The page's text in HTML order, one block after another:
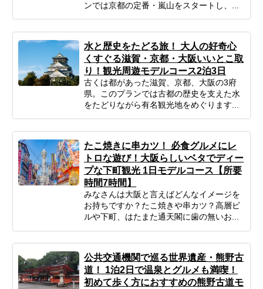
ンでは京都の定番・嵐山をスタートし、...
水と歴史をたどる旅！ 大人の好奇心
くすぐる滋賀・京都・大阪いいとこ取
り！観光周遊モデルコース2泊3日
古くは都があった滋賀、京都、大阪の3府
県。このプランでは古都の歴史を支えた水
をたどりながら有名観光地をめぐります...
たこ焼きに串カツ！ 必食グルメにレ
トロな遊び！大阪らしいベタでディー
プな下町観光 1日モデルコース【所要
時間7時間】
みなさんは大阪と言えばどんなイメージを
お持ちですか？たこ焼きや串カツ？高層ビ
ルや下町、はたまた通天閣に歯の無いお...
公共交通機関で巡る世界遺産・熊野古
道！ 1泊2日で温泉とグルメも満喫！
初めて歩く方におすすめの熊野古道モ